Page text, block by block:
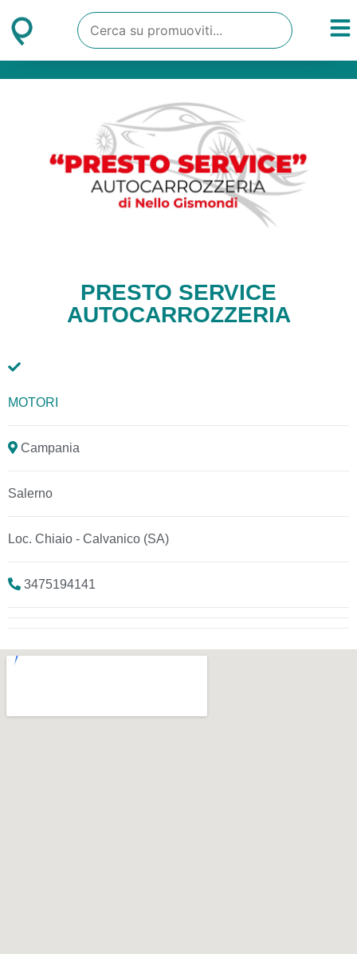
PRESTO SERVICE
AUTOCARROZZERIA
MOTORI
Campania
Salerno
Loc. Chiaio - Calvanico (SA)
3475194141